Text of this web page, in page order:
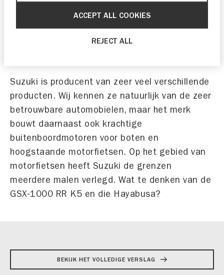
Suzuki is producent van zeer veel verschillende
producten. Wij kennen ze natuurlijk van de zeer
betrouwbare automobielen, maar het merk
bouwt daarnaast ook krachtige
buitenboordmotoren voor boten en
hoogstaande motorfietsen. Op het gebied van
motorfietsen heeft Suzuki de grenzen
meerdere malen verlegd. Wat te denken van de
GSX-1000 RR K5 en die Hayabusa?
BEKIJK HET VOLLEDIGE VERSLAG
REJECT ALL
ACCEPT ALL COOKIES